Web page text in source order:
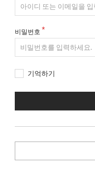
비밀번호
기억하기